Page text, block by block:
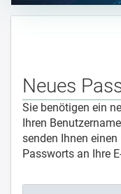
Neues
Sie benötigen ein
Ihren
senden Ihnen
Passworts an Ihre